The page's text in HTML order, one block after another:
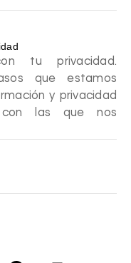
tu privacidad.
que estamos
y privacidad
las que nos